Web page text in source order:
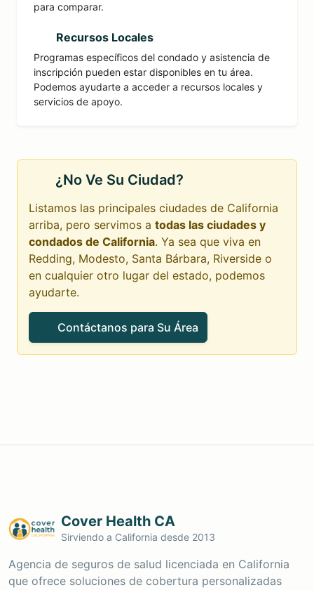
para comparar.
Recursos Locales
Programas específicos del condado y asistencia de
inscripción pueden estar disponibles en tu área.
Podemos ayudarte a acceder a recursos locales y
servicios de apoyo.
¿No Ve Su Ciudad?
Listamos las principales ciudades de California
arriba, pero servimos a todas las ciudades y
condados de California. Ya sea que viva en
Redding, Modesto, Santa Bárbara, Riverside o
en cualquier otro lugar del estado, podemos
ayudarte.
Contáctanos para Su Área
Cover Health CA
Sirviendo a California desde 2013
Agencia de seguros de salud licenciada en California
que ofrece soluciones de cobertura personalizadas